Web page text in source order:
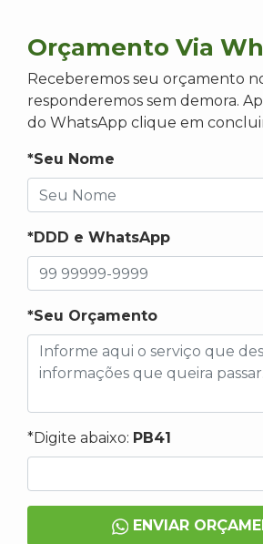
Orçamento Via
Receberemos seu orçamento
responderemos sem demora.
do WhatsApp clique em
*Seu Nome
*DDD e WhatsApp
*Seu Orçamento
*Digite abaixo: PB41
ENVIAR